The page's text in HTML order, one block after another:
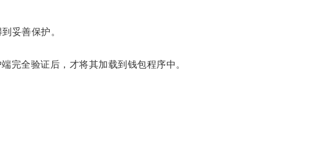
妥善保护。
全验证后，才将其加载到钱包程序中。